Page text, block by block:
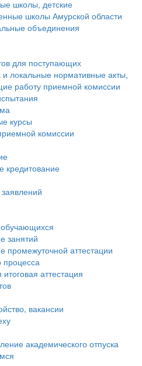
школы, детские
школы Амурской области
объединения
для поступающих
локальные нормативные акты,
работу приемной комиссии
курсы
комиссии
кредитование
занятий
промежуточной аттестации
процесса
аттестация
вакансии
академического отпуска